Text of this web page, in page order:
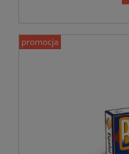
promocja